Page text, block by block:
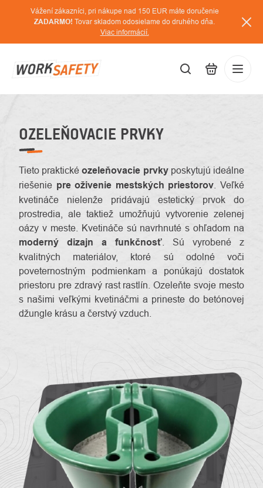
Vážení zákazníci, pri nákupe nad 150 EUR máte doručenie
ZADARMO! Tovar skladom odosielame do druhého dňa.
Viac informácií.
nás
Kontakty
OZELEŇOVACIE PRVKY
Tieto praktickéozeleňovacie prvkyposkytujú ideálne
riešenie pre oživenie mestských priestorov . Veľké
kvetináče nielenže pridávajú estetický prvok do
prostredia, ale taktiež umožňujú vytvorenie zelenej
oázy v meste. Kvetináče sú navrhnuté s ohľadom na
moderný dizajn a funkčnosť . Sú vyrobené z
kvalitných materiálov, ktoré sú odolné voči
poveternostným podmienkam a ponúkajú dostatok
priestoru pre zdravý rast rastlín. Ozeleňte svoje mesto
s našimi veľkými kvetináčmi a prineste do betónovej
džungle krásu a čerstvý vzduch.